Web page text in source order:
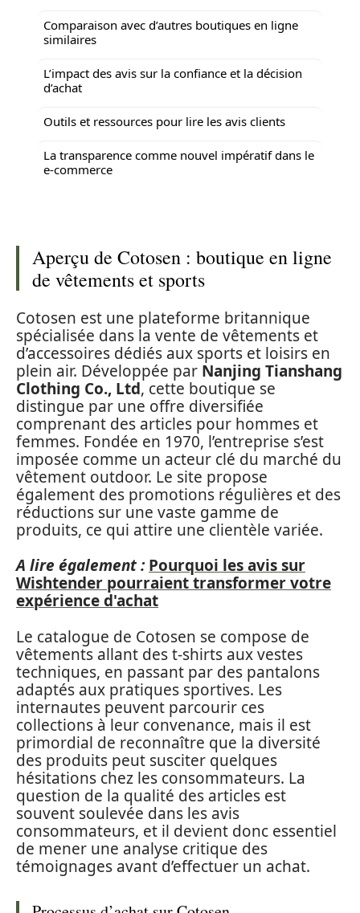
Comparaison avec d’autres boutiques en ligne
similaires
L’impact des avis sur la confiance et la décision
d’achat
Outils et ressources pour lire les avis clients
La transparence comme nouvel impératif dans le
e-commerce
Aperçu de Cotosen : boutique en ligne
de vêtements et sports
Cotosen est une plateforme britannique
spécialisée dans la vente de vêtements et
d’accessoires dédiés aux sports et loisirs en
plein air. Développée par Nanjing Tianshang
Clothing Co., Ltd, cette boutique se
distingue par une offre diversifiée
comprenant des articles pour hommes et
femmes. Fondée en 1970, l’entreprise s’est
imposée comme un acteur clé du marché du
vêtement outdoor. Le site propose
également des promotions régulières et des
réductions sur une vaste gamme de
produits, ce qui attire une clientèle variée.
A lire également : Pourquoi les avis sur
Wishtender pourraient transformer votre
expérience d'achat
Le catalogue de Cotosen se compose de
vêtements allant des t-shirts aux vestes
techniques, en passant par des pantalons
adaptés aux pratiques sportives. Les
internautes peuvent parcourir ces
collections à leur convenance, mais il est
primordial de reconnaître que la diversité
des produits peut susciter quelques
hésitations chez les consommateurs. La
question de la qualité des articles est
souvent soulevée dans les avis
consommateurs, et il devient donc essentiel
de mener une analyse critique des
témoignages avant d’effectuer un achat.